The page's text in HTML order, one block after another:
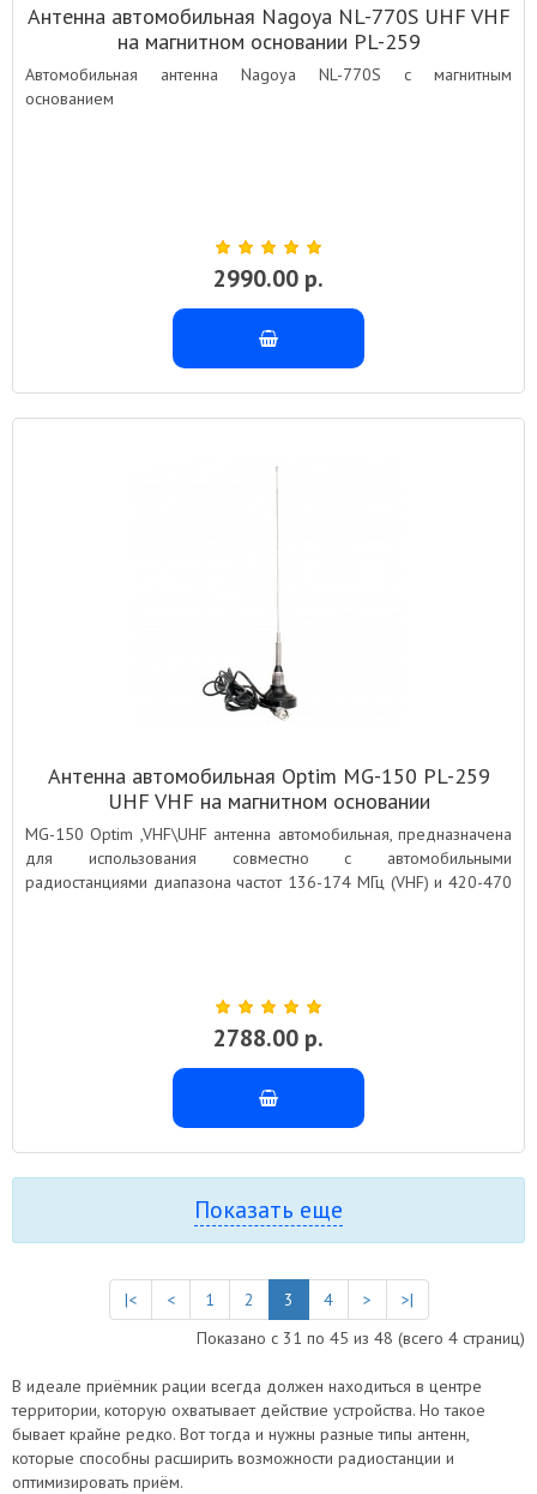
Антенна автомобильная Nagoya NL-770S UHF VHF
на магнитном основании PL-259
Автомобильная антенна Nagoya NL-770S с магнитным
основанием
2990.00 р.
Антенна автомобильная Optim MG-150 PL-259
UHF VHF на магнитном основании
MG-150 Optim ,VHF\UHF антенна автомобильная, предназначена
для использования совместно с автомобильными
радиостанциями диапазона частот 136-174 МГц (VHF) и 420-470
2788.00 р.
Показать еще
|< < 1 2 3 4 >
>|
Показано с 31 по 45 из 48 (всего 4 страниц)
В идеале приёмник рации всегда должен находиться в центре
территории, которую охватывает действие устройства. Но такое
бывает крайне редко. Вот тогда и нужны разные типы антенн,
которые способны расширить возможности радиостанции и
оптимизировать приём.